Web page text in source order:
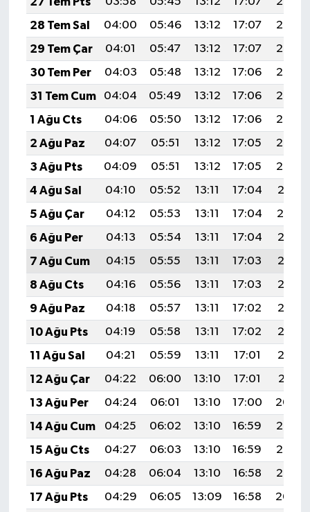
28 Tem Sal
04:00 05:46 13:12 17:07
20:28
29 Tem Çar
04:01 05:47 13:12 17:07
20:27
30 Tem Per
04:03 05:48 13:12 17:06
20:26
31 Tem Cum
04:04 05:49 13:12 17:06
20:25
1 Ağu Cts
04:06 05:50 13:12 17:06
20:24
2 Ağu Paz
04:07 05:51 13:12 17:05
20:23
3 Ağu Pts
04:09 05:51 13:12 17:05
20:22
4 Ağu Sal
04:10 05:52 13:11 17:04
20:21
5 Ağu Çar
04:12 05:53 13:11 17:04
20:19
6 Ağu Per
04:13 05:54 13:11 17:04
20:18
7 Ağu Cum
04:15 05:55 13:11 17:03
20:17
8 Ağu Cts
04:16 05:56 13:11 17:03
20:16
9 Ağu Paz
04:18 05:57 13:11 17:02
20:15
10 Ağu Pts
04:19 05:58 13:11 17:02
20:13
11 Ağu Sal
04:21 05:59 13:11 17:01
20:12
12 Ağu Çar
04:22 06:00 13:10 17:01
20:11
13 Ağu Per
04:24 06:01 13:10 17:00
20:09
14 Ağu Cum
04:25 06:02 13:10 16:59
20:08
15 Ağu Cts
04:27 06:03 13:10 16:59
20:07
16 Ağu Paz
04:28 06:04 13:10 16:58
20:05
17 Ağu Pts
04:29 06:05 13:09 16:58
20:04
Diyarbakır Müftülüğü
Düzce Müftülüğü
Edirne Müftülüğü
Elazığ Müftülüğü
Erzincan Müftülüğü
Erzurum Müftülüğü
Eskişehir Müftülüğü
Giresun Müftülüğü
Gümüşhane Müftülüğü
Hakkari Müftülüğü
Hatay Müftülüğü
Iğdır Müftülüğü
Isparta Müftülüğü
İstanbul Müftülüğü
İhtida Haberleri
YAŞAM